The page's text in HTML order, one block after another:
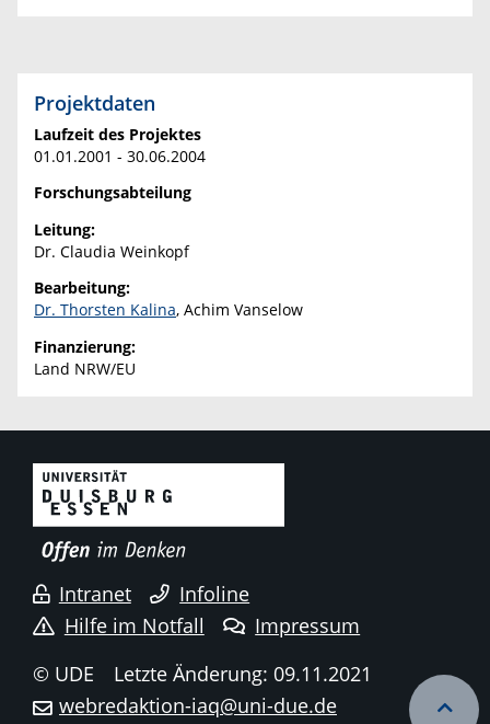
Projektdaten
Laufzeit des Projektes
01.01.2001 - 30.06.2004
Forschungsabteilung
Leitung:
Dr. Claudia Weinkopf
Bearbeitung:
Dr. Thorsten Kalina, Achim Vanselow
Finanzierung:
Land NRW/EU
Intranet
Infoline
Hilfe im Notfall
Impressum
© UDE
Letzte Änderung: 09.11.2021
webredaktion-iaq@uni-due.de